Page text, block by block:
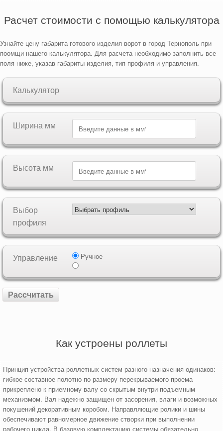
Расчет стоимости с помощью калькулятора
Узнайте цену габарита готового изделия ворот в город Тернополь при
поомщи нашего калькулятора. Для расчета необходимо заполнить все
поля ниже, указав габариты изделия, тип профиля и управления.
Калькулятор
Ширина мм
Высота мм
Выбор
профиля
Управление Ручное
Как устроены роллеты
Принцип устройства роллетных систем разного назначения одинаков:
гибкое составное полотно по размеру перекрываемого проема
прикреплено к приемному валу со скрытым внутри подъемным
механизмом. Вал надежно защищен от засорения, влаги и возможных
покушений декоративным коробом. Направляющие ролики и шины
обеспечивают равномерное движение створки при выполнении
рабочего цикла. В базовую комплектацию системы обязательно